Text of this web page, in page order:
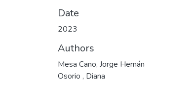
Date
2023
Authors
Mesa Cano, Jorge Hernán
Osorio , Diana